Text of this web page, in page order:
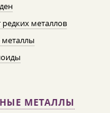
редких металлов
металлы
МЕТАЛЛЫ